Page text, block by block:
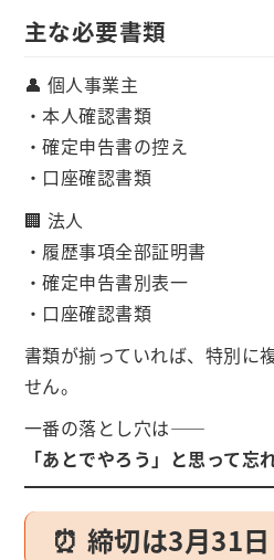
主な必要書類
👤 個人事業主
・本人確認書類
・確定申告書の控え
・口座確認書類
🏢 法人
・履歴事項全部証明書
・確定申告書別表一
・口座確認書類
書類が揃っていれば、特別に
せん。
一番の落とし穴は――
「あとでやろう」と思って忘
⏰ 締切は3月31日